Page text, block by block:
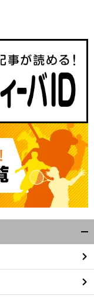
谷
口彰悟がオーストラリア戦のオウンゴールを語る「
失
点直後は
、
その重大さ
、
その責任に襲われた
」
閉
る